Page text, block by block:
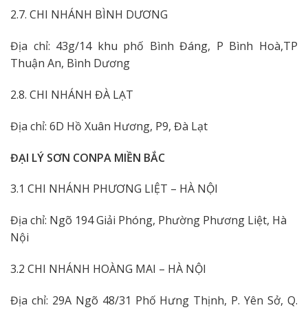
2.7. CHI NHÁNH BÌNH DƯƠNG
Địa chỉ: 43g/14 khu phố Bình Đáng, P Bình Hoà,TP
Thuận An, Bình Dương
2.8. CHI NHÁNH ĐÀ LẠT
Địa chỉ: 6D Hồ Xuân Hương, P9, Đà Lạt
ĐẠI LÝ SƠN CONPA MIỀN BẮC
3.1 CHI NHÁNH PHƯƠNG LIỆT – HÀ NỘI
Địa chỉ: Ngõ 194 Giải Phóng, Phường Phương Liệt, Hà
Nội
3.2 CHI NHÁNH HOÀNG MAI – HÀ NỘI
Địa chỉ: 29A Ngõ 48/31 Phố Hưng Thịnh, P. Yên Sở, Q.